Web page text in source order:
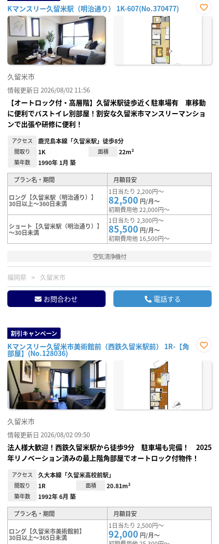
Kマンスリー久留米駅（明治通り） 1K-607(No.370477)
お気
久留米市
情報更新日 2026/08/02 11:56
【オートロック付・高層階】久留米駅徒歩近く駐車場有 車移動
に便利でバストイレ別部屋！割安な久留米市マンスリーマンショ
ンで出張や研修に便利！
アクセス 鹿児島本線「久留米駅」徒歩8分
間取り 1K 面積 22m²
築年数 1990年 1月 築
プラン名・期間 月額目安
ロング【久留米駅（明治通り）】
30日以上～360日未満
1日当たり 2,200円～
82,500 円/月～
初期費用他 22,000円～
ショート【久留米駅（明治通り）】
～30日未満
1日当たり 2,300円～
85,500 円/月～
初期費用他 16,500円～
空気清浄機付
福岡県 久留米市
お問合わせ 電話する
割引キャンペーン
Kマンスリー久留米市美術館前（西鉄久留米駅前） 1R-【角
部屋】(No.128036)
に入
久留米市
情報更新日 2026/08/02 09:50
法人様大歓迎！西鉄久留米駅から徒歩9分 駐車場も完備！ 2025
年リノベーション済みの最上階角部屋でオートロック付物件！
アクセス 久大本線「久留米高校前駅」
間取り 1R 面積 20.81m²
築年数 1992年 6月 築
プラン名・期間 月額目安
ロング【久留米市美術館前】
30日以上～365日未満
1日当たり 2,500円～
92,000 円/月～